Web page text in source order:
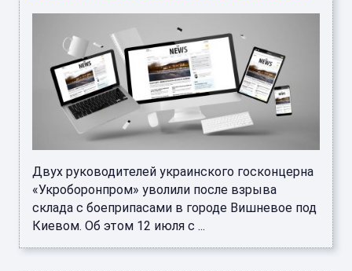
Двух руководителей украинского госконцерна
«Укроборонпром» уволили после взрыва
склада с боеприпасами в городе Вишневое под
Киевом. Об этом 12 июля с ...